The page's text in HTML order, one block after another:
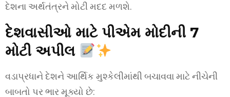
દેશના અર્થતંત્રને મોટી મદદ મળશે.
દેશવાસીઓ માટે પીએમ મોદીની 7
મોટી અપીલ
વડાપ્રધાને દેશને આર્થિક મુશ્કેલીમાંથી બચાવવા માટે નીચેની
બાબતો પર ભાર મૂક્યો છે: